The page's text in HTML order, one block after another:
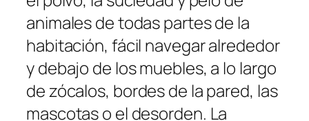
animales de todas partes de la
habitación, fácil navegar alrededor
y debajo de los muebles, a lo largo
de zócalos, bordes de la pared, las
mascotas o el desorden. La